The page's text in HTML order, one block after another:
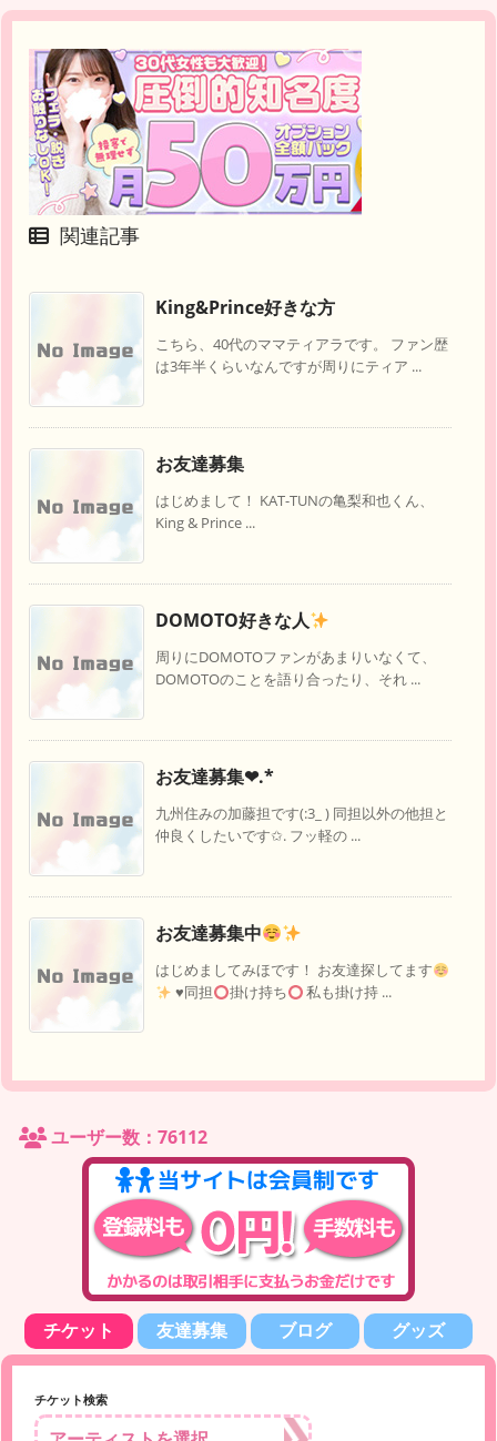
関連記事
King&Prince好きな方
こちら、40代のママティアラです。 ファン歴
は3年半くらいなんですが周りにティア ...
お友達募集
はじめまして！ KAT-TUNの亀梨和也くん、
King & Prince ...
DOMOTO好きな人
周りにDOMOTOファンがあまりいなくて、
DOMOTOのことを語り合ったり、それ ...
お友達募集❤︎.*
九州住みの加藤担です(:3_ ) 同担以外の他担と
仲良くしたいです✩. フッ軽の ...
お友達募集中
はじめましてみほです！ お友達探してます
♥️同担 掛け持ち 私も掛け持 ...
ユーザー数：76112
チケット 友達募集 ブログ グッズ
チケット検索